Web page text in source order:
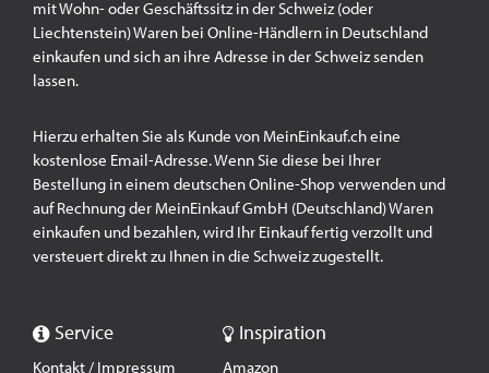
mit Wohn- oder Geschäftssitz in der Schweiz (oder
Liechtenstein) Waren bei Online-Händlern in Deutschland
einkaufen und sich an ihre Adresse in der Schweiz senden
lassen.
Hierzu erhalten Sie als Kunde von MeinEinkauf.ch eine
kostenlose Email-Adresse. Wenn Sie diese bei Ihrer
Bestellung in einem deutschen Online-Shop verwenden und
auf Rechnung der MeinEinkauf GmbH (Deutschland) Waren
einkaufen und bezahlen, wird Ihr Einkauf fertig verzollt und
versteuert direkt zu Ihnen in die Schweiz zugestellt.
Service
Kontakt / Impressum
Inspiration
Amazon